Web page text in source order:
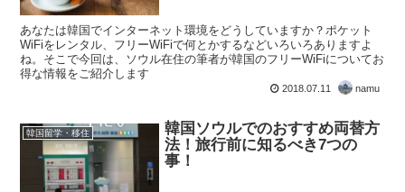
あなたは韓国でインターネット環境をどうしていますか？ポケット
WiFiをレンタル、フリーWiFiで何とかするなどいろいろありますよ
ね。そこで今回は、ソウル在住の筆者が韓国のフリーWiFiについてお
得な情報をご紹介します
2018.07.11 namu
韓国留学・移住
韓国ソウルでのおすすめ両替方
法！旅行前に知るべき7つの
事！